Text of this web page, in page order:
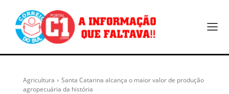
Agricultura
Santa Catarina alcança o maior valor de produção
agropecuária da história